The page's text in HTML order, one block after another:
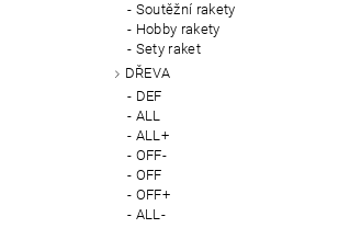
Soutěžní rakety
Hobby rakety
Sety raket
DŘEVA
DEF
ALL
ALL+
OFF-
OFF
OFF+
ALL-